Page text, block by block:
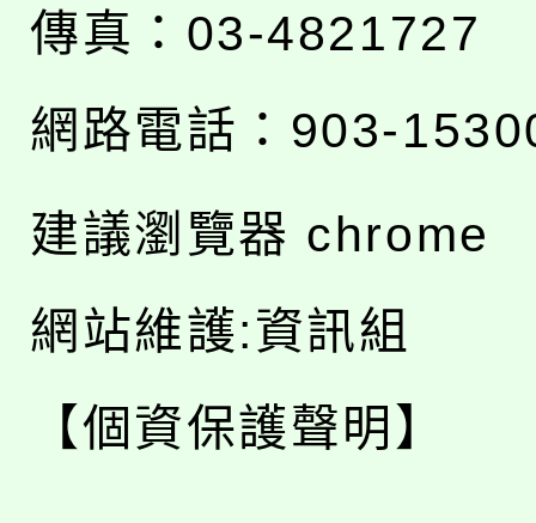
傳真：03-4821727
網路電話：903-
建議瀏覽器 chrome
網站維護:資訊組
【個資保護聲明】